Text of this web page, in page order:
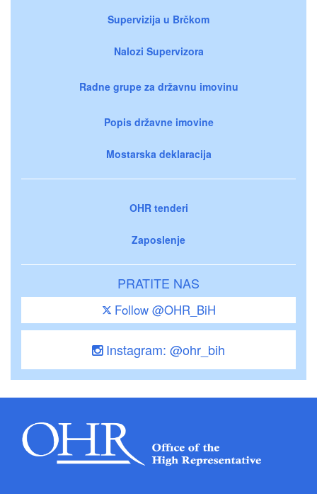
Supervizija u Brčkom
Nalozi Supervizora
Radne grupe za državnu imovinu
Popis državne imovine
Mostarska deklaracija
OHR tenderi
Zaposlenje
PRATITE NAS
Follow @OHR_BiH
Instagram: @ohr_bih